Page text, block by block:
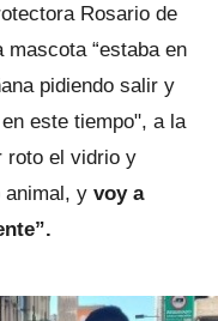
Rosario de
mascota “estaba en
pidiendo salir y
este tiempo", a la
roto el vidrio y
animal, y voy a